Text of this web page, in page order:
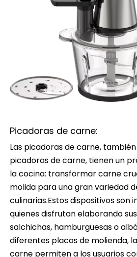
Picadoras de carne:
Las picadoras de carne,
picadoras de carne, tienen un
la cocina: transformar carne
molida para una gran variedad
culinarias.Estos dispositivos son
quienes disfrutan elaborando
salchichas, hamburguesas o
diferentes placas de molienda,
carne permiten a los usuarios